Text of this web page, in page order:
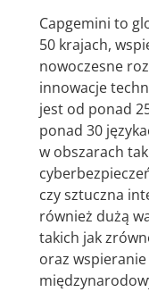
Capgemini to
50 krajach,
nowoczesne
innowacje
jest od ponad
ponad 30
w obszarach
czy sztuczna
również dużą
takich jak
oraz